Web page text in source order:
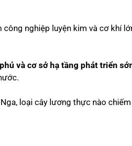
nghiệp luyện kim và cơ khí
và cơ sở hạ tầng phát triển
loại cây lương thực nào